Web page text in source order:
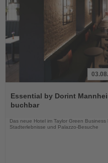
Sie
die
Essential by Dorint
buchbar
Das neue Hotel im Taylor Green
Stadterlebnisse und Palazzo-Besuche